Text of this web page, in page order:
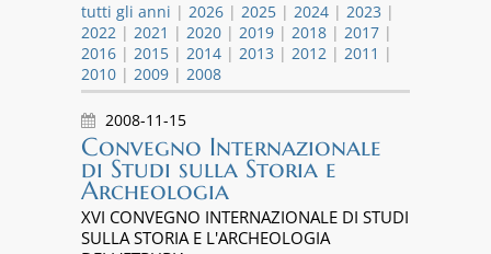
tutti gli anni | 2026 | 2025 | 2024 | 2023 |
2022 | 2021 | 2020 | 2019 | 2018 | 2017 |
2016 | 2015 | 2014 | 2013 | 2012 | 2011 |
2010 | 2009 | 2008
2008-11-15
Convegno Internazionale
di Studi sulla Storia e
Archeologia
XVI CONVEGNO INTERNAZIONALE DI STUDI
SULLA STORIA E L'ARCHEOLOGIA